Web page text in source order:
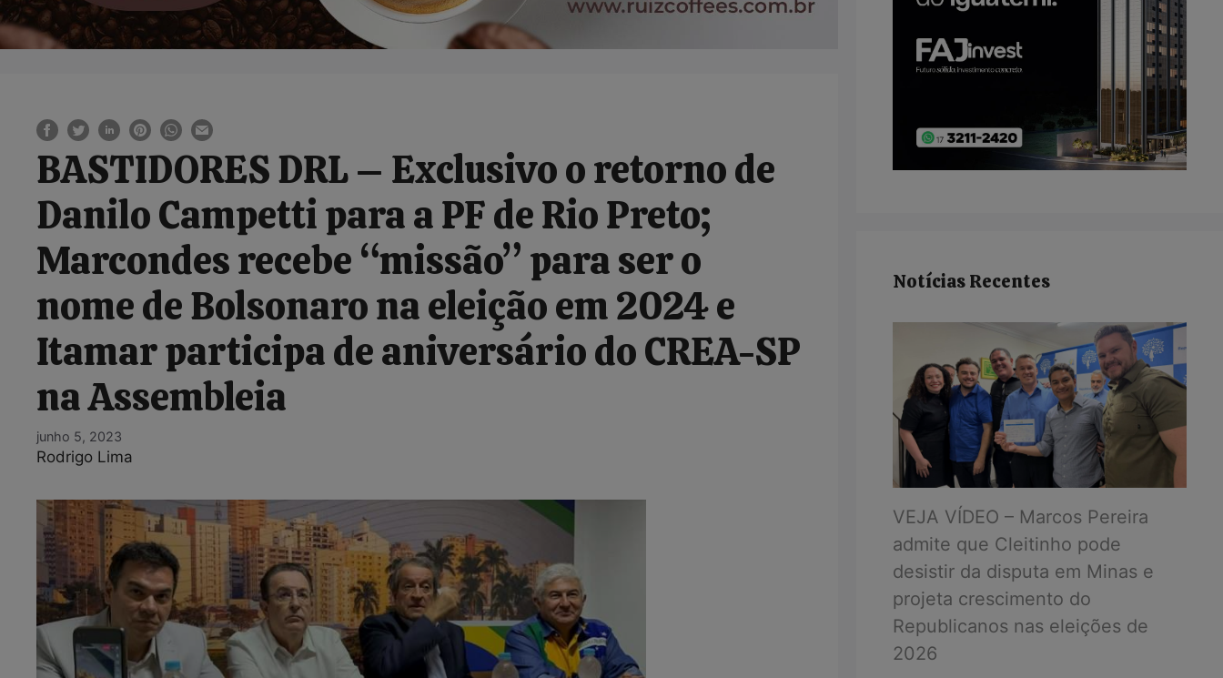
BASTIDORES DRL – Exclusivo o retorno de
Danilo Campetti para a PF de Rio Preto;
Marcondes recebe “missão” para ser o
nome de Bolsonaro na eleição em 2024 e
Itamar participa de aniversário do CREA-SP
na Assembleia
junho 5, 2023
Rodrigo Lima
Notícias Recentes
VEJA VÍDEO – Marcos Pereira
admite que Cleitinho pode
desistir da disputa em Minas e
projeta crescimento do
Republicanos nas eleições de
2026